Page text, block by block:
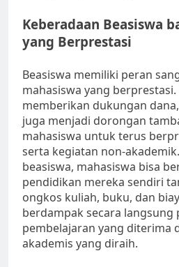
Keberadaan Beasiswa
yang Berprestasi
Beasiswa memiliki peran
mahasiswa yang berprestasi.
memberikan dukungan
juga menjadi dorongan
mahasiswa untuk terus
serta kegiatan non-
beasiswa, mahasiswa bisa
pendidikan mereka sendiri
ongkos kuliah, buku, dan
berdampak secara langsung
pembelajaran yang diterima
akademis yang diraih.